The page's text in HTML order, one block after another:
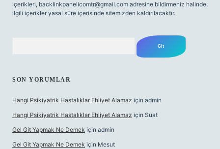
içerikleri, backlinkpanelicomtr@gmail.com adresine bildirmeniz halinde,
ilgili içerikler yasal süre içerisinde sitemizden kaldırılacaktır.
SON YORUMLAR
Hangi Psikiyatrik Hastalıklar Ehliyet Alamaz için admin
Hangi Psikiyatrik Hastalıklar Ehliyet Alamaz için Suat
Gel Git Yapmak Ne Demek için admin
Gel Git Yapmak Ne Demek için Mesut